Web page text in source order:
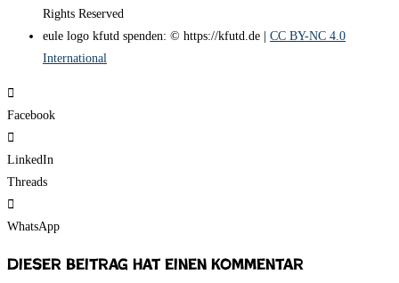
Rights Reserved
eule logo kfutd spenden: © https://kfutd.de | CC BY-NC 4.0
International
Facebook
LinkedIn
Threads
WhatsApp
Dieser Beitrag hat einen Kommentar